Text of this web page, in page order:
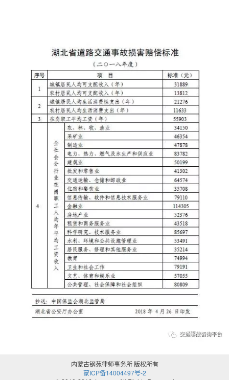
内蒙古钢苑律师事务所 版权所有
蒙ICP备14004497号-2